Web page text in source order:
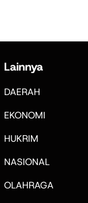
Lainnya
DAERAH
EKONOMI
HUKRIM
NASIONAL
OLAHRAGA